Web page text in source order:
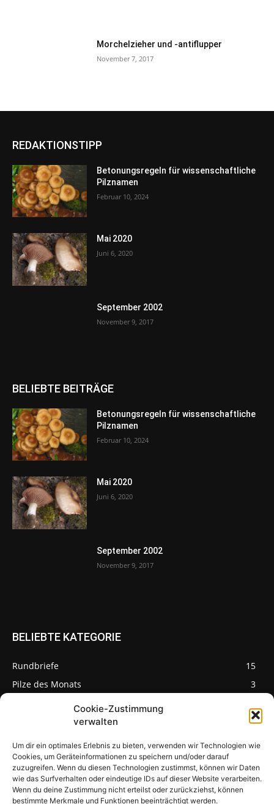
Cookie-Zustimmung
verwalten
Um dir ein optimales Erlebnis zu bieten, verwenden wir Technologien wie
Cookies, um Geräteinformationen zu speichern und/oder darauf
zuzugreifen. Wenn du diesen Technologien zustimmst, können wir Daten
wie das Surfverhalten oder eindeutige IDs auf dieser Website verarbeiten.
Wenn du deine Zustimmung nicht erteilst oder zurückziehst, können
bestimmte Merkmale und Funktionen beeinträchtigt werden.
Morchelzieher und -antiflupper
November 7, 2017
REDAKTIONSTIPP
Betonungsregeln für wissenschaftliche
Pilznamen
Februar 10, 2024
Mai 2020
Juni 6, 2020
September 2002
November 9, 2017
BELIEBTE BEITRÄGE
Betonungsregeln für wissenschaftliche
Pilznamen
Februar 10, 2024
Mai 2020
Juni 6, 2020
September 2002
November 9, 2017
BELIEBTE KATEGORIE
Rundbriefe
15
Pilze des Monats
3
Pilzseite
Seltene Pilze aus
Mainfranken und
Deutschland